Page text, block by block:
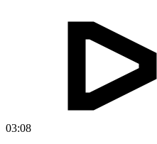
03:08